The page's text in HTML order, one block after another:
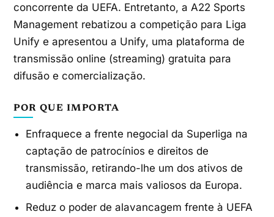
concorrente da UEFA. Entretanto, a A22 Sports
Management rebatizou a competição para Liga
Unify e apresentou a Unify, uma plataforma de
transmissão online (streaming) gratuita para
difusão e comercialização.
POR QUE IMPORTA
Enfraquece a frente negocial da Superliga na
captação de patrocínios e direitos de
transmissão, retirando-lhe um dos ativos de
audiência e marca mais valiosos da Europa.
Reduz o poder de alavancagem frente à UEFA